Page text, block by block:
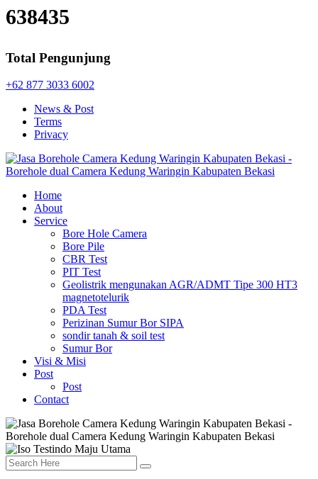
638435
Total Pengunjung
+62 877 3033 6002
News & Post
Terms
Privacy
Home
About
Service
Bore Hole Camera
Bore Pile
CBR Test
PIT Test
Geolistrik mengunakan AGR/ADMT Tipe 300 HT3
magnetotelurik
PDA Test
Perizinan Sumur Bor SIPA
sondir tanah & soil test
Sumur Bor
Visi & Misi
Post
Post
Contact